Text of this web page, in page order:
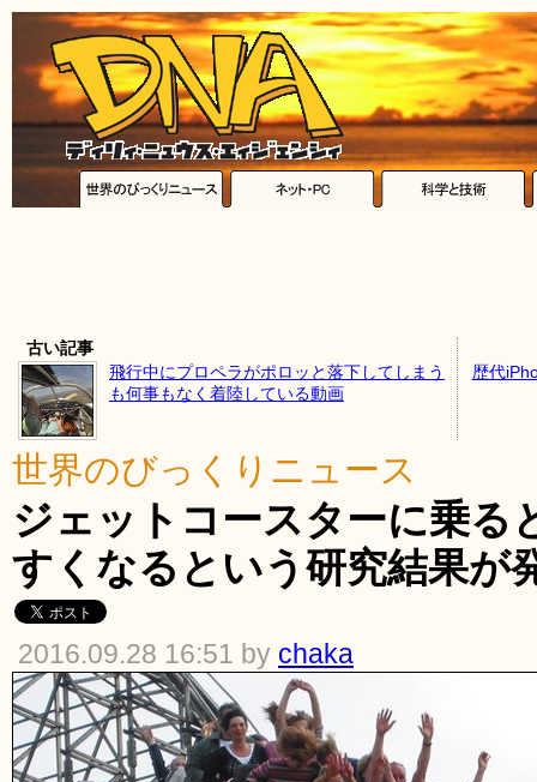
古い記事
飛行中にプロペラがポロッと落下してしまう
も何事もなく着陸している動画
歴代
世界のびっくりニュース
ジェットコースターに乗る
すくなるという研究結果が
2016.09.28 16:51 by chaka